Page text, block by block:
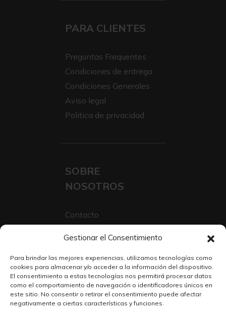
Gestionar el Consentimiento
Para brindar las mejores experiencias, utilizamos tecnologías como
cookies para almacenar y/o acceder a la información del dispositivo.
El consentimiento a estas tecnologías nos permitirá procesar datos
como el comportamiento de navegación o identificadores únicos en
este sitio. No consentir o retirar el consentimiento puede afectar
negativamente a ciertas características y funciones.
PARA CLIENTES
Preguntas Frequentes
Condiciones de entrega
Condiciones Generales
Aviso legal
Politica de privacidad
SOBRE
NOSOTROS
Contacto